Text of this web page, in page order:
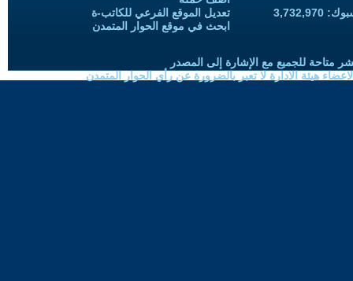
تعديل الموقع الفرعي للكاتب-ة
ابحث في موقع الحوار المتمدن
متاحة للجميع مع الإشارة إلى المصدر
هيئة الادارة لا تعبر بالضرورة عن رأي الحوار المتمدن